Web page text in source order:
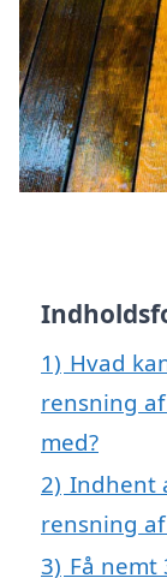
1) Hvad
rensning
med?
2) Indhent
rensning
3) Få